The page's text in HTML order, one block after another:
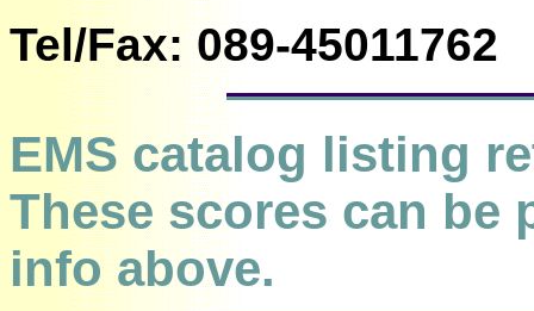
Tel/Fax: 089-45011762
EMS catalog listing
These scores can be
info above.